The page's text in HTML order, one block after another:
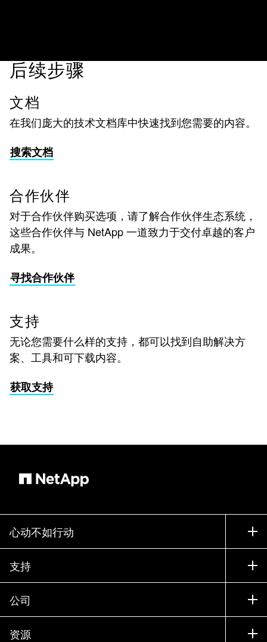
后续步骤
文档
在我们庞大的技术文档库中快速找到您需要的内容。
搜索文档
合作伙伴
对于合作伙伴购买选项，请了解合作伙伴生态系统，
这些合作伙伴与 NetApp 一道致力于交付卓越的客户
成果。
寻找合作伙伴
支持
无论您需要什么样的支持，都可以找到自助解决方
案、工具和可下载内容。
获取支持
心动不如行动
如何购买
联系销售部门
寻找合作伙伴
试用产品
支持
支持
训练
文档中心
公司
公司
资源